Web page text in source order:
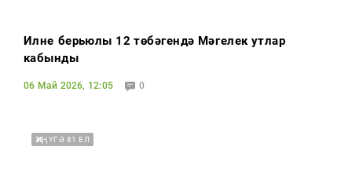
Илнең берьюлы 12 төбәгендә Мәңгелек утлар
кабынды
06 Май 2026, 12:05 0
ҖИҢҮГӘ 81 ЕЛ